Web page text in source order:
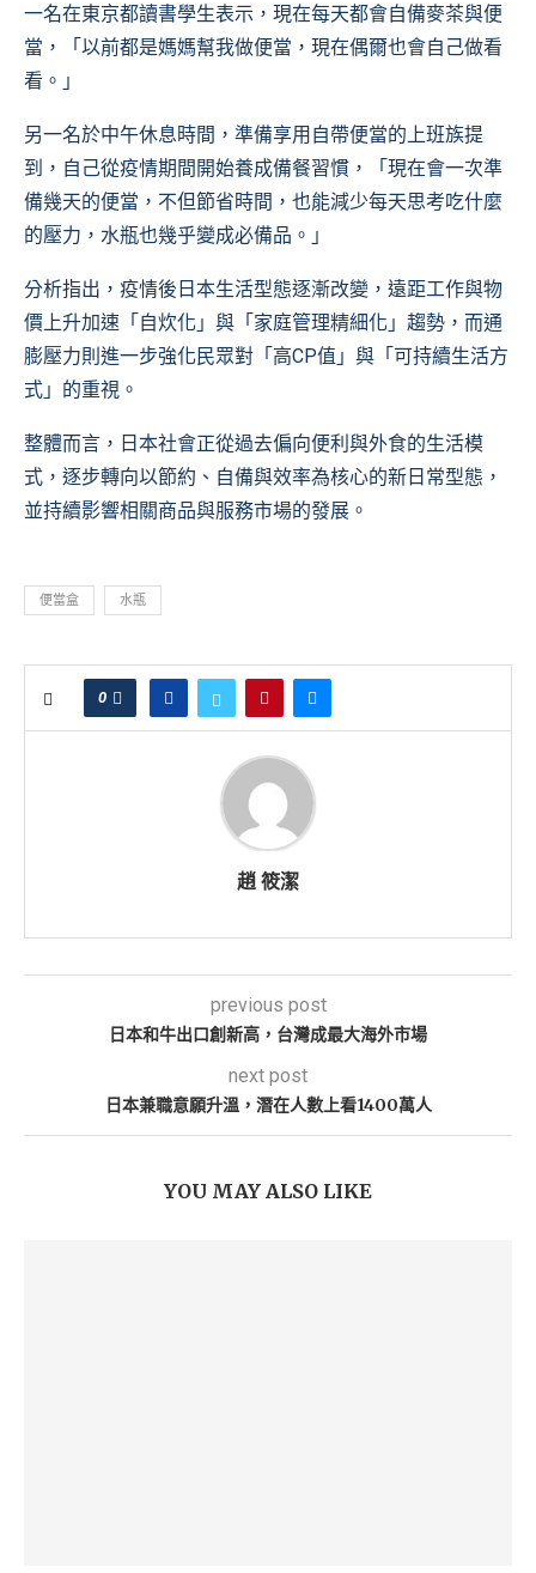
一名在東京都讀書學生表示，現在每天都會自備麥茶與便
當，「以前都是媽媽幫我做便當，現在偶爾也會自己做看
看。」
另一名於中午休息時間，準備享用自帶便當的上班族提
到，自己從疫情期間開始養成備餐習慣，「現在會一次準
備幾天的便當，不但節省時間，也能減少每天思考吃什麼
的壓力，水瓶也幾乎變成必備品。」
分析指出，疫情後日本生活型態逐漸改變，遠距工作與物
價上升加速「自炊化」與「家庭管理精細化」趨勢，而通
膨壓力則進一步強化民眾對「高CP值」與「可持續生活方
式」的重視。
整體而言，日本社會正從過去偏向便利與外食的生活模
式，逐步轉向以節約、自備與效率為核心的新日常型態，
並持續影響相關商品與服務市場的發展。
便當盒 水瓶
0
趙 筱潔
previous post
日本和牛出口創新高，台灣成最大海外市場
next post
日本兼職意願升溫，潛在人數上看1400萬人
YOU MAY ALSO LIKE